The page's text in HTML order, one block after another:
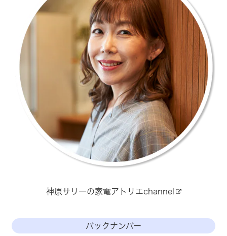
神原サリーの家電アトリエchannel
バックナンバー